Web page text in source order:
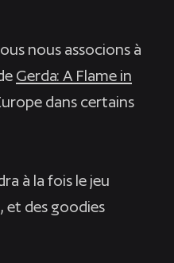
nous associons à
Gerda: A Flame in
dans certains
à la fois le jeu
et des goodies